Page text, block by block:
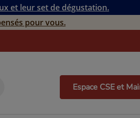
et leur set de dégustation.
pour vous.
Espace CSE et